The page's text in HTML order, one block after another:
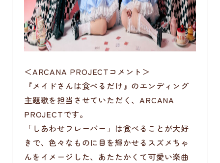
＜ARCANA PROJECTコメント＞
『メイドさんは食べるだけ』のエンディング
主題歌を担当させていただく、ARCANA
PROJECTです。
「しあわせフレーバー」は食べることが大好
きで、色々なものに目を輝かせるスズメちゃ
んをイメージした、あたたかくて可愛い楽曲